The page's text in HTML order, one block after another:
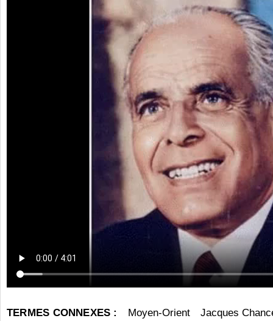
TERMES CONNEXES : Moyen-Orient Jacques